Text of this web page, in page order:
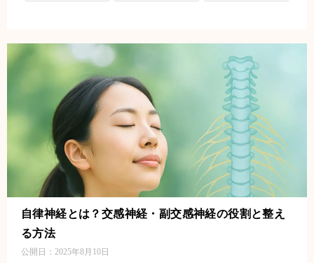
自律神経とは？交感神経・副交感神経の役割と整え
る方法
公開日： 2025年8月10日